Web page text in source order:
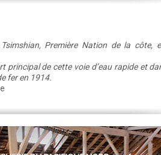
Première Nation de la côte,
principal de cette voie d’eau rapide et
fer en 1914.